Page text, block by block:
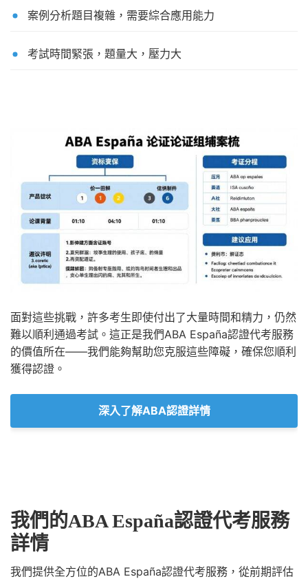
案例分析題目複雜，需要綜合應用能力
考試時間緊張，題量大，壓力大
面對這些挑戰，許多考生即使付出了大量時間和精力，仍然
難以順利通過考試。這正是我們ABA España認證代考服務
的價值所在——我們能夠幫助您克服這些障礙，確保您順利
獲得認證。
深入了解ABA認證詳情
我們的ABA España認證代考服務
詳情
我們提供全方位的ABA España認證代考服務，從前期評估